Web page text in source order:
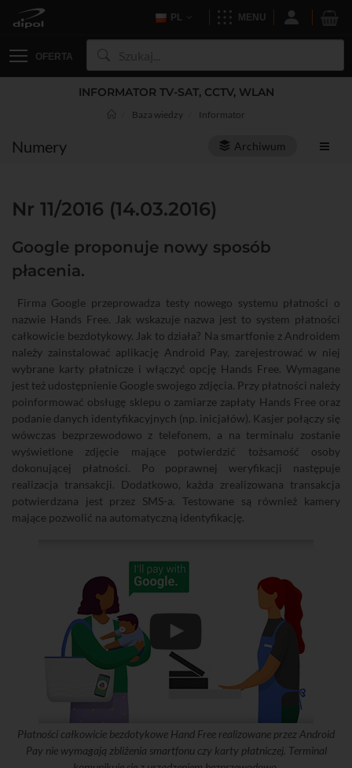
PL MENU
OFERTA
INFORMATOR TV-SAT, CCTV, WLAN
Baza wiedzy Informator
Numery Archiwum
Nr 11/2016 (14.03.2016)
Google proponuje nowy sposób
płacenia.
Firma Google przeprowadza testy nowego systemu płatności o
nazwie Hands Free. Jak wskazuje nazwa jest to system płatności
całkowicie bezdotykowy. Jak to działa? Na smartfonie z Androidem
należy zainstalować aplikację Android Pay, zarejestrować w niej
wybrane karty płatnicze i włączyć opcję Hands Free. Wymagane
jest też udostępnienie Google swojego zdjęcia. Przy płatności należy
poinformować obsługę sklepu o zamiarze zapłaty Hands Free oraz
podanie danych identyfikacyjnych (np. inicjałów). Kasjer połączy się
wówczas bezprzewodowo z telefonem, a na terminalu zostanie
wyświetlone zdjęcie mające potwierdzić tożsamość osoby
dokonującej płatności. Po poprawnej weryfikacji następuje
realizacja transakcji. Dodatkowo, każda zrealizowana transakcja
potwierdzana jest przez SMS-a. Testowane są również kamery
mające pozwolić na automatyczną identyfikację.
Płatności całkowicie bezdotykowe Hand Free realizowane przez Android
Pay nie wymagają zbliżenia smartfonu czy karty płatniczej. Terminal